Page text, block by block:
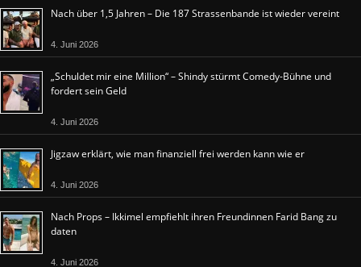
Nach über 1,5 Jahren – Die 187 Strassenbande ist wieder vereint
4. Juni 2026
„Schuldet mir eine Million“ – Shindy stürmt Comedy-Bühne und
fordert sein Geld
4. Juni 2026
Jigzaw erklärt, wie man finanziell frei werden kann wie er
4. Juni 2026
Nach Props – Ikkimel empfiehlt ihren Freundinnen Farid Bang zu
daten
4. Juni 2026